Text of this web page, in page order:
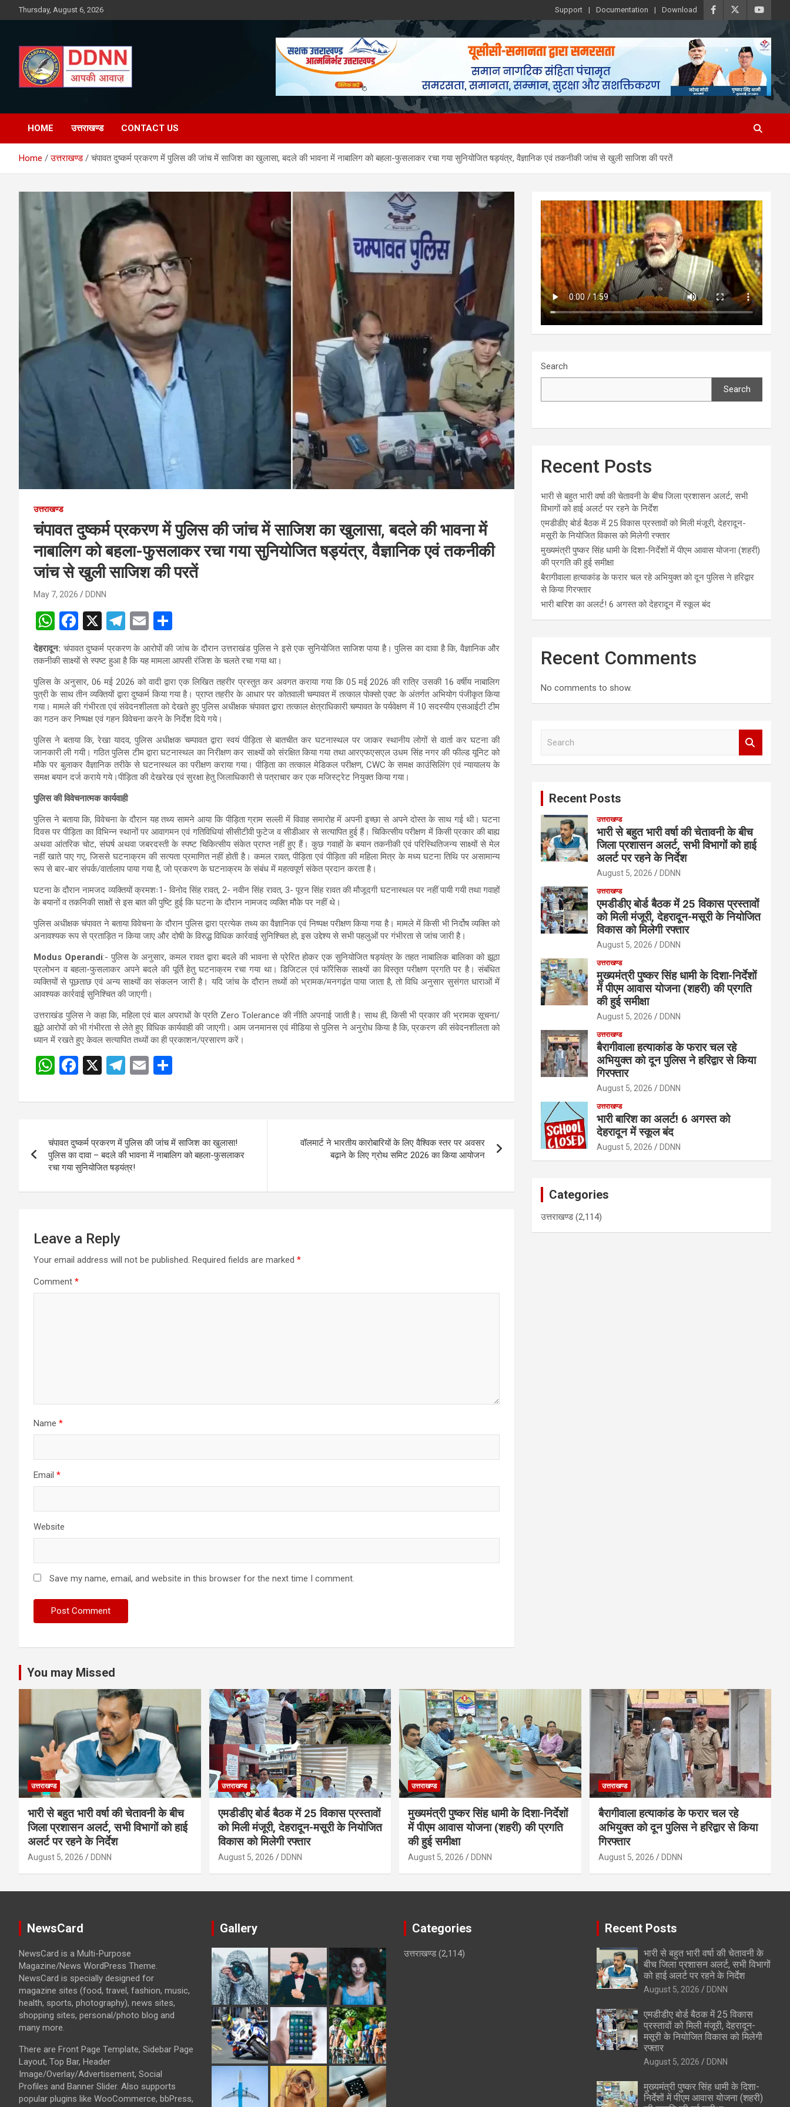
to
Thursday, August 6, 2026 Support Documentation Download
HOME उत्तराखण्ड CONTACT US
Home उत्तराखण्ड चंपावत दुष्कर्म प्रकरण में पुलिस की जांच में साजिश का खुलासा, बदले की भावना में नाबालिग को बहला-फुसलाकर रचा गया सुनियोजित षड्यंत्र, वैज्ञानिक एवं तकनीकी जांच से खुली साजिश की परतें
उत्तराखण्ड
चंपावत दुष्कर्म प्रकरण में पुलिस की जांच में साजिश का खुलासा, बदले की भावना में
नाबालिग को बहला-फुसलाकर रचा गया सुनियोजित षड्यंत्र, वैज्ञानिक एवं तकनीकी
जांच से खुली साजिश की परतें
May 7, 2026 DDNN
W
at
s
A
p
p
F
ce
b
o
o
k
X
T
el
e
gr
a
m
E
m
ail ar
e
देहरादून: चंपावत दुष्कर्म प्रकरण के आरोपों की जांच के दौरान उत्तराखंड पुलिस ने इसे एक सुनियोजित साजिश पाया है। पुलिस का दावा है कि, वैज्ञानिक और
तकनीकी साक्ष्यों से स्पष्ट हुआ है कि यह मामला आपसी रंजिश के चलते रचा गया था।
पुलिस के अनुसार, 06 मई 2026 को वादी द्वारा एक लिखित तहरीर प्रस्तुत कर अवगत कराया गया कि 05 मई 2026 की रात्रि उसकी 16 वर्षीय नाबालिग
पुत्री के साथ तीन व्यक्तियों द्वारा दुष्कर्म किया गया है। प्राप्त तहरीर के आधार पर कोतवाली चम्पावत में तत्काल पोक्सो एक्ट के अंतर्गत अभियोग पंजीकृत किया
गया। मामले की गंभीरता एवं संवेदनशीलता को देखते हुए पुलिस अधीक्षक चंपावत द्वारा तत्काल क्षेत्राधिकारी चम्पावत के पर्यवेक्षण में 10 सदस्यीय एसआईटी टीम
का गठन कर निष्पक्ष एवं गहन विवेचना करने के निर्देश दिये गये।
पुलिस ने बताया कि, रेखा यादव, पुलिस अधीक्षक चम्पावत द्वारा स्वयं पीड़िता से बातचीत कर घटनास्थल पर जाकर स्थानीय लोगों से वार्ता कर घटना की
जानकारी ली गयी। गठित पुलिस टीम द्वारा घटनास्थल का निरीक्षण कर साक्ष्यों को संरक्षित किया गया तथा आरएफएसएल उधम सिंह नगर की फील्ड यूनिट को
मौके पर बुलाकर वैज्ञानिक तरीके से घटनास्थल का परीक्षण कराया गया। पीड़िता का तत्काल मेडिकल परीक्षण, CWC के समक्ष काउंसिलिंग एवं न्यायालय के
समक्ष बयान दर्ज कराये गये।पीड़िता की देखरेख एवं सुरक्षा हेतु जिलाधिकारी से पत्राचार कर एक मजिस्ट्रेट नियुक्त किया गया।
पुलिस की विवेचनात्मक कार्यवाही
पुलिस ने बताया कि, विवेचना के दौरान यह तथ्य सामने आया कि पीड़िता ग्राम सल्ली में विवाह समारोह में अपनी इच्छा से अपने दोस्त के साथ गई थी। घटना
दिवस पर पीड़िता का विभिन्न स्थानों पर आवागमन एवं गतिविधियां सीसीटीवी फुटेज व सीडीआर से सत्यापित हुई हैं। चिकित्सीय परीक्षण में किसी प्रकार की बाह्य
अथवा आंतरिक चोट, संघर्ष अथवा जबरदस्ती के स्पष्ट चिकित्सीय संकेत प्राप्त नहीं हुए हैं। कुछ गवाहों के बयान तकनीकी एवं परिस्थितिजन्य साक्ष्यों से मेल
नहीं खाते पाए गए, जिससे घटनाक्रम की सत्यता प्रमाणित नहीं होती है। कमल रावत, पीड़िता एवं पीड़िता की महिला मित्र के मध्य घटना तिथि पर असामान्य
रूप से बार-बार संपर्क/वार्तालाप पाया गया है, जो प्रकरण के घटनाक्रम के संबंध में महत्वपूर्ण संकेत प्रदान करता है।
घटना के दौरान नामजद व्यक्तियों क्रमशः1- विनोद सिंह रावत, 2- नवीन सिंह रावत, 3- पूरन सिंह रावत की मौजूदगी घटनास्थल पर नहीं पायी गयी तथा गवाहों
के बयानों व तकनिकी साक्षों से इस बात की पुष्टि हुई कि घटना के दौरान नामजद व्यक्ति मौके पर नहीं थे।
पुलिस अधीक्षक चंपावत ने बताया विवेचना के दौरान पुलिस द्वारा प्रत्येक तथ्य का वैज्ञानिक एवं निष्पक्ष परीक्षण किया गया है। मामले में किसी भी निर्दोष व्यक्ति को
अनावश्यक रूप से प्रताड़ित न किया जाए और दोषी के विरुद्ध विधिक कार्रवाई सुनिश्चित हो, इस उद्देश्य से सभी पहलुओं पर गंभीरता से जांच जारी है।
Modus Operandi:- पुलिस के अनुसार, कमल रावत द्वारा बदले की भावना से प्रेरित होकर एक सुनियोजित षड्यंत्र के तहत नाबालिक बालिका को झूठा
प्रलोभन व बहला-फुसलाकर अपने बदले की पूर्ति हेतु घटनाक्रम रचा गया था। डिजिटल एवं फॉरेंसिक साक्ष्यों का विस्तृत परीक्षण प्रगति पर है। संबंधित
व्यक्तियों से पूछताछ एवं अन्य साक्ष्यों का संकलन जारी है। यदि जांच के दौरान तथ्यों को भ्रामक/मनगढ़ंत पाया जाता है, तो विधि अनुसार सुसंगत धाराओं में
आवश्यक कार्रवाई सुनिश्चित की जाएगी।
उत्तराखंड पुलिस ने कहा कि, महिला एवं बाल अपराधों के प्रति Zero Tolerance की नीति अपनाई जाती है। साथ ही, किसी भी प्रकार की भ्रामक सूचना/
झूठे आरोपों को भी गंभीरता से लेते हुए विधिक कार्यवाही की जाएगी। आम जनमानस एवं मीडिया से पुलिस ने अनुरोध किया है कि, प्रकरण की संवेदनशीलता को
ध्यान में रखते हुए केवल सत्यापित तथ्यों का ही प्रकाशन/प्रसारण करें।
Post
W
at
A
p
p
F
ce
o
o
k
X
T
e
a
m
E
ail ar
navigation
चंपावत दुष्कर्म प्रकरण में पुलिस की जांच में साजिश का खुलासा!
पुलिस का दावा – बदले की भावना में नाबालिग को बहला-फुसलाकर
रचा गया सुनियोजित षड्यंत्र!
वॉलमार्ट ने भारतीय कारोबारियों के लिए वैश्विक स्तर पर अवसर
बढ़ाने के लिए ग्रोथ समिट 2026 का किया आयोजन
Leave a Reply
Your email address will not be published. Required fields are marked *
Comment *
Name *
Email *
Website
Save my name, email, and website in this browser for the next time I comment.
Search
Search
Recent Posts
भारी से बहुत भारी वर्षा की चेतावनी के बीच जिला प्रशासन अलर्ट, सभी
विभागों को हाई अलर्ट पर रहने के निर्देश
एमडीडीए बोर्ड बैठक में 25 विकास प्रस्तावों को मिली मंजूरी, देहरादून-
मसूरी के नियोजित विकास को मिलेगी रफ्तार
मुख्यमंत्री पुष्कर सिंह धामी के दिशा-निर्देशों में पीएम आवास योजना (शहरी)
की प्रगति की हुई समीक्षा
बैरागीवाला हत्याकांड के फरार चल रहे अभियुक्त को दून पुलिस ने हरिद्वार
से किया गिरफ्तार
भारी बारिश का अलर्ट! 6 अगस्त को देहरादून में स्कूल बंद
Recent Comments
No comments to show.
Recent Posts
उत्तराखण्ड
भारी से बहुत भारी वर्षा की चेतावनी के बीच
जिला प्रशासन अलर्ट, सभी विभागों को हाई
अलर्ट पर रहने के निर्देश
August 5, 2026 DDNN
उत्तराखण्ड
एमडीडीए बोर्ड बैठक में 25 विकास प्रस्तावों
को मिली मंजूरी, देहरादून-मसूरी के नियोजित
विकास को मिलेगी रफ्तार
August 5, 2026 DDNN
उत्तराखण्ड
मुख्यमंत्री पुष्कर सिंह धामी के दिशा-निर्देशों
में पीएम आवास योजना (शहरी) की प्रगति
की हुई समीक्षा
August 5, 2026 DDNN
उत्तराखण्ड
बैरागीवाला हत्याकांड के फरार चल रहे
अभियुक्त को दून पुलिस ने हरिद्वार से किया
गिरफ्तार
August 5, 2026 DDNN
उत्तराखण्ड
भारी बारिश का अलर्ट! 6 अगस्त को
देहरादून में स्कूल बंद
August 5, 2026 DDNN
Categories
उत्तराखण्ड(2,114)
You may Missed
उत्तराखण्ड
भारी से बहुत भारी वर्षा की चेतावनी के बीच
जिला प्रशासन अलर्ट, सभी विभागों को हाई
अलर्ट पर रहने के निर्देश
August 5, 2026 DDNN
उत्तराखण्ड
एमडीडीए बोर्ड बैठक में 25 विकास प्रस्तावों
को मिली मंजूरी, देहरादून-मसूरी के नियोजित
विकास को मिलेगी रफ्तार
August 5, 2026 DDNN
उत्तराखण्ड
मुख्यमंत्री पुष्कर सिंह धामी के दिशा-निर्देशों
में पीएम आवास योजना (शहरी) की प्रगति
की हुई समीक्षा
August 5, 2026 DDNN
उत्तराखण्ड
बैरागीवाला हत्याकांड के फरार चल रहे
अभियुक्त को दून पुलिस ने हरिद्वार से किया
गिरफ्तार
August 5, 2026 DDNN
NewsCard
NewsCard is a Multi-Purpose
Magazine/News WordPress Theme.
NewsCard is specially designed for
magazine sites (food, travel, fashion, music,
health, sports, photography), news sites,
shopping sites, personal/photo blog and
many more.
There are Front Page Template, Sidebar Page
Layout, Top Bar, Header
Image/Overlay/Advertisement, Social
Profiles and Banner Slider. Also supports
popular plugins like WooCommerce, bbPress,
Gallery Categories
उत्तराखण्ड(2,114)
Recent Posts
भारी से बहुत भारी वर्षा की चेतावनी के
बीच जिला प्रशासन अलर्ट, सभी विभागों
को हाई अलर्ट पर रहने के निर्देश
August 5, 2026 DDNN
एमडीडीए बोर्ड बैठक में 25 विकास
प्रस्तावों को मिली मंजूरी, देहरादून-
मसूरी के नियोजित विकास को मिलेगी
रफ्तार
August 5, 2026 DDNN
मुख्यमंत्री पुष्कर सिंह धामी के दिशा-
निर्देशों में पीएम आवास योजना (शहरी)